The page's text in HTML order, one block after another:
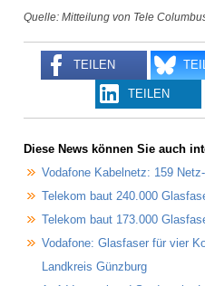
Quelle: Mitteilung von Tele
TEILEN
TEILEN
Diese News können Sie auch
Vodafone Kabelnetz: 159
Telekom baut 240.000
Telekom baut 173.000
Vodafone: Glasfaser für vier
Landkreis Günzburg